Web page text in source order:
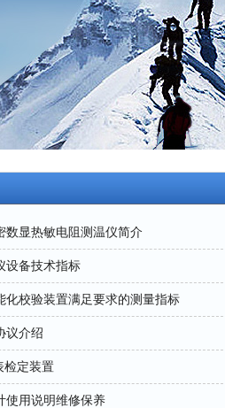
数显热敏电阻测温仪简介
设备技术指标
化校验装置满足要求的测量指标
议介绍
检定装置
使用说明维修保养